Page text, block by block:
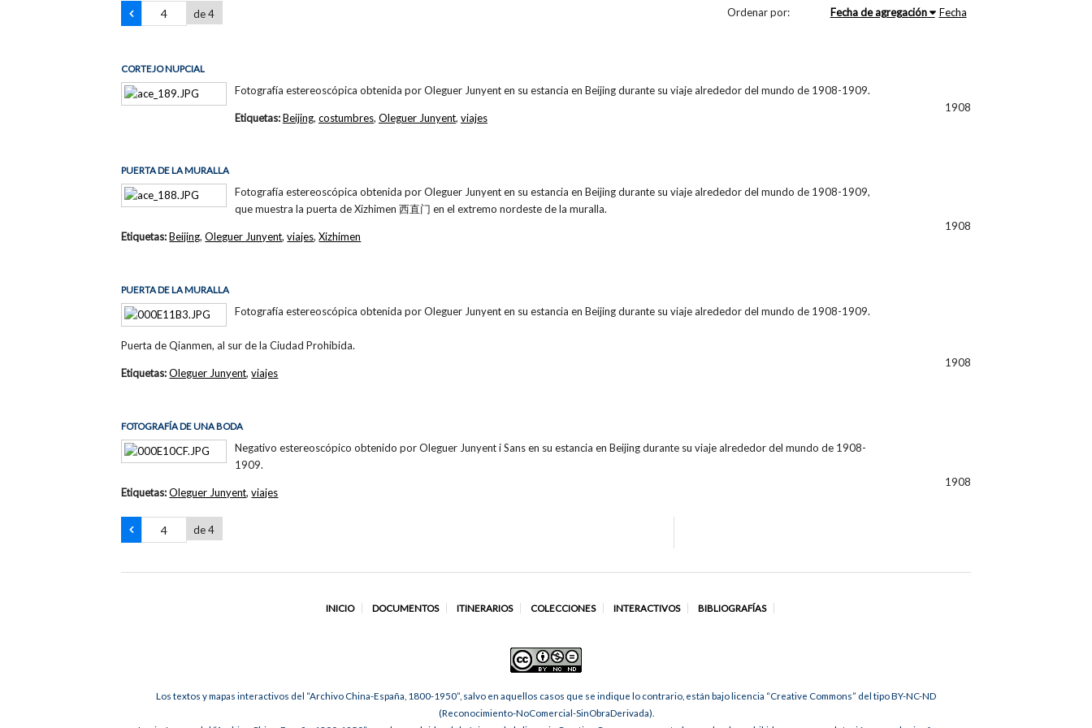
de 4 Ordenar por: Fecha de agregación Fecha
CORTEJO NUPCIAL
Fotografía estereoscópica obtenida por Oleguer Junyent en su estancia en Beijing durante su viaje alrededor del mundo de 1908-1909.
1908
Etiquetas:Beijing, costumbres, Oleguer Junyent, viajes
PUERTA DE LA MURALLA
Fotografía estereoscópica obtenida por Oleguer Junyent en su estancia en Beijing durante su viaje alrededor del mundo de 1908-1909,
que muestra la puerta de Xizhimen 西直门 en el extremo nordeste de la muralla.
1908
Etiquetas:Beijing,Oleguer Junyent,viajes,Xizhimen
PUERTA DE LA MURALLA
Fotografía estereoscópica obtenida por Oleguer Junyent en su estancia en Beijing durante su viaje alrededor del mundo de 1908-1909.
Puerta de Qianmen, al sur de la Ciudad Prohibida.
1908
Etiquetas:Oleguer Junyent,viajes
FOTOGRAFÍA DE UNA BODA
Negativo estereoscópico obtenido por Oleguer Junyent i Sans en su estancia en Beijing durante su viaje alrededor del mundo de 1908-
1909.
1908
Etiquetas:Oleguer Junyent,viajes
de 4
INICIO DOCUMENTOS ITINERARIOS COLECCIONES INTERACTIVOS BIBLIOGRAFÍAS
Los textos y mapas interactivos del “Archivo China-España, 1800-1950”, salvo en aquellos casos que se indique lo contrario, están bajo licencia “Creative Commons” del tipo BY-NC-ND
(Reconocimiento-NoComercial-SinObraDerivada).